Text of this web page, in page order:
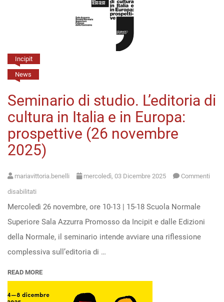
stati
in
Intorno
a
una
poesia
inedita
di
Maraini
(29
gennaio,
h.
Incipit
News
Seminario di studio. L’editoria di
cultura in Italia e in Europa:
prospettive (26 novembre
2025)
mariavittoria.benelli mercoledì, 03 Dicembre 2025 Commenti
disabilitati
Seminario
di
studio.
L’editoria
cultura
in
Mercoledì 26 novembre, ore 10-13 | 15-18 Scuola Normale
Superiore Sala Azzurra Promosso da Incipit e dalle Edizioni
della Normale, il seminario intende avviare una riflessione
complessiva sull’editoria di …
READ MORE